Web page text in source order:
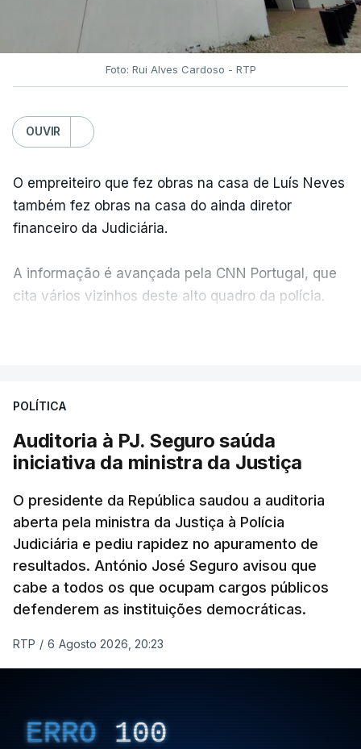
Foto: Rui Alves Cardoso - RTP
OUVIR
O empreiteiro que fez obras na casa de Luís Neves
também fez obras na casa do ainda diretor
financeiro da Judiciária.
A informação é avançada pela CNN Portugal, que
cita vários vizinhos deste alto quadro da polícia.
apreendido numa operação de droga.
POLÍTICA
Auditoria à PJ. Seguro saúda
iniciativa da ministra da Justiça
O presidente da República saudou a auditoria
aberta pela ministra da Justiça à Polícia
Judiciária e pediu rapidez no apuramento de
resultados. António José Seguro avisou que
cabe a todos os que ocupam cargos públicos
defenderem as instituições democráticas.
RTP / 6 Agosto 2026, 20:23
ERRO 100